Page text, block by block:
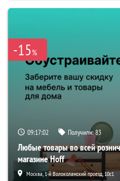
-15%
09:17:01 Получили:83
Любые товары во всей
магазине Hoff
Москва, 1-й Волоколамский проезд, 10с1